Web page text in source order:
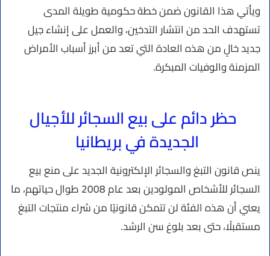
ويأتي هذا القانون ضمن خطة حكومية طويلة المدى
تستهدف الحد من انتشار التدخين، والعمل على إنشاء جيل
جديد خالٍ من هذه العادة التي تعد من أبرز أسباب الأمراض
المزمنة والوفيات المبكرة.
حظر دائم على بيع السجائر للأجيال
الجديدة في بريطانيا
ينص قانون التبغ والسجائر الإلكترونية الجديد على منع بيع
السجائر للأشخاص المولودين بعد عام 2008 طوال حياتهم، ما
يعني أن هذه الفئة لن تتمكن قانونيًا من شراء منتجات التبغ
مستقبلًا، حتى بعد بلوغ سن الرشد.